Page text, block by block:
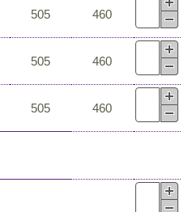
505 460
505 460
505 460